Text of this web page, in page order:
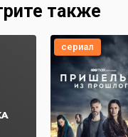
также
сериал